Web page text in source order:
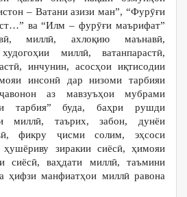
– Ватани азизи ман”, “Фурӯғи
ва “Илм – фурӯғи маърифат”
миллӣ, ахлоқию маънавӣ,
миллӣ, ватанпарастӣ,
инчунин, асосҳои иқтисодии
инсонӣ дар низоми тарбияи
аз мавзуъҳои мубрами
тарбия” буда, баҳри рушди
миллӣ, таърих, забон, дунёи
фикру ҷисми солим, эҳсоси
ҳушёриву зиракии сиёсӣ, ҳимояи
сиёсӣ, ваҳдати миллӣ, таъмини
ҳифзи манфиатҳои миллӣ равона